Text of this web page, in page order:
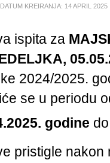
DATUM KREIRANJA: 14 APRIL 2025
ispita za
2024/2025.
se u periodu
godine
pristigle